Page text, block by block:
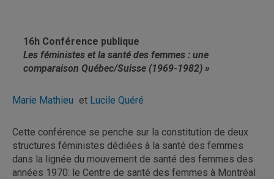
16h Conférence publique
Les féministes et la santé des femmes : une
comparaison Québec/Suisse (1969-1982) »
Marie Mathieu et Lucile Quéré
Cette conférence se penche sur la constitution de deux
structures féministes dédiées à la santé des femmes
dans la lignée du mouvement de santé des femmes des
années 1970: le Centre de santé des femmes à Montréal